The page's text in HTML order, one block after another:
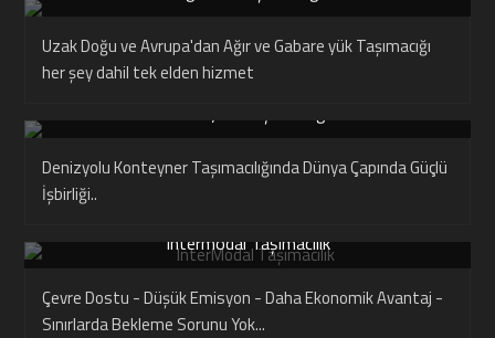
Uzak Doğu ve Avrupa'dan Ağır ve Gabare yük Taşımacığı
her şey dahil tek elden hizmet
Denizyolu Konteyner Taşımacılığında Dünya Çapında Güçlü
İşbirliği..
Intermodal Taşımacılık
Çevre Dostu - Düşük Emisyon - Daha Ekonomik Avantaj -
Sınırlarda Bekleme Sorunu Yok...